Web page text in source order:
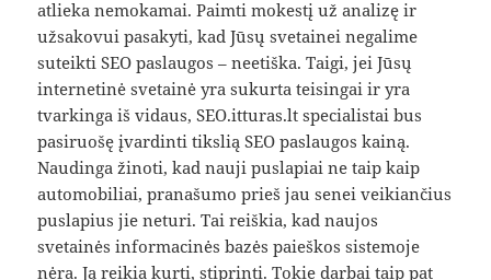
atlieka nemokamai. Paimti mokestį už analizę ir
užsakovui pasakyti, kad Jūsų svetainei negalime
suteikti SEO paslaugos – neetiška. Taigi, jei Jūsų
internetinė svetainė yra sukurta teisingai ir yra
tvarkinga iš vidaus, SEO.itturas.lt specialistai bus
pasiruošę įvardinti tikslią SEO paslaugos kainą.
Naudinga žinoti, kad nauji puslapiai ne taip kaip
automobiliai, pranašumo prieš jau senei veikiančius
puslapius jie neturi. Tai reiškia, kad naujos
svetainės informacinės bazės paieškos sistemoje
nėra. Ją reikia kurti, stiprinti. Tokie darbai taip pat